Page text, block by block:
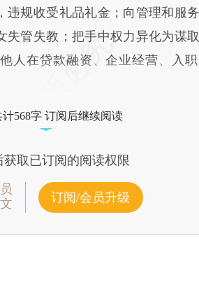
违规收受礼品礼金；向管理和服
管失教；把手中权力异化为谋
人在贷款融资、企业经营、入
568字 订阅后继续阅读
取已订阅的阅读权限
订阅/会员升级